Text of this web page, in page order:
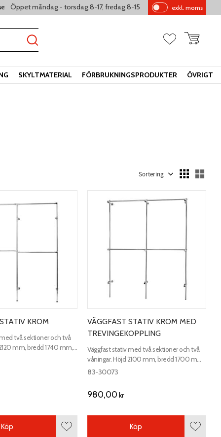
Öppet måndag - torsdag 8-17, fredag 8-15
Pr
s
exkl. moms
FavoriterKundvagn
SKYLTMATERIAL FÖRBRUKNINGSPRODUKTER ÖVRIGT
KROM
två sektioner och två
mm, bredd 1740 mm,
Lägg till i favoriter
Köp
VÄGGFAST STATIV KROM MED
TREVINGEKOPPLING
Väggfast stativ med två sektioner och två
våningar. Höjd 2100 mm, bredd 1700 mm,
djup 300 mm.
83-30073
980,00 kr
Lägg
Köp